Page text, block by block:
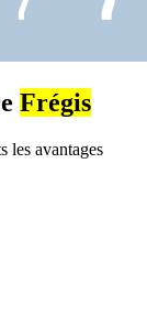
Frégis
les avantages